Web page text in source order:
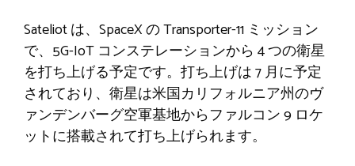
Sateliot は、SpaceX の Transporter-11 ミッション
で、5G-IoT コンステレーションから 4 つの衛星
を打ち上げる予定です。打ち上げは 7 月に予定
されており、衛星は米国カリフォルニア州のヴ
ァンデンバーグ空軍基地からファルコン 9 ロケ
ットに搭載されて打ち上げられます。